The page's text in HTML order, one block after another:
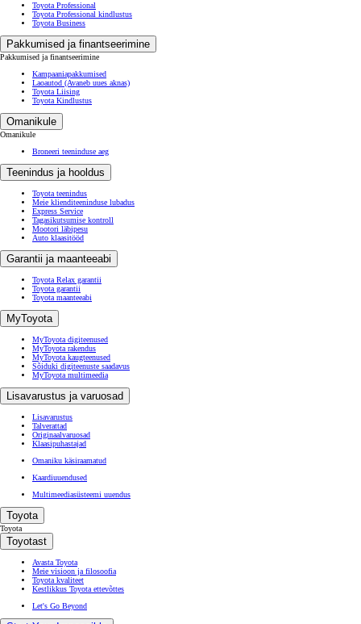
Toyota Professional
Toyota Professional kindlustus
Toyota Business
Pakkumised ja finantseerimine
Pakkumised ja finantseerimine
Kampaaniapakkumised
Laoautod (Avaneb uues aknas)
Toyota Liising
Toyota Kindlustus
Omanikule
Omanikule
Broneeri teeninduse aeg
Teenindus ja hooldus
Toyota teenindus
Meie klienditeeninduse lubadus
Express Service
Tagasikutsumise kontroll
Mootori läbipesu
Auto klaasitööd
Garantii ja maanteeabi
Toyota Relax garantii
Toyota garantii
Toyota maanteeabi
MyToyota
MyToyota digiteenused
MyToyota rakendus
MyToyota kaugteenused
Sõiduki digiteenuste saadavus
MyToyota multimeedia
Lisavarustus ja varuosad
Lisavarustus
Talverattad
Originaalvaruosad
Klaasipuhastajad
Omaniku käsiraamatud
Kaardiuuendused
Multimeediasüsteemi uuendus
Toyota
Toyota
Toyotast
Avasta Toyota
Meie visioon ja filosoofia
Toyota kvaliteet
Kestlikkus Toyota ettevõttes
Let's Go Beyond